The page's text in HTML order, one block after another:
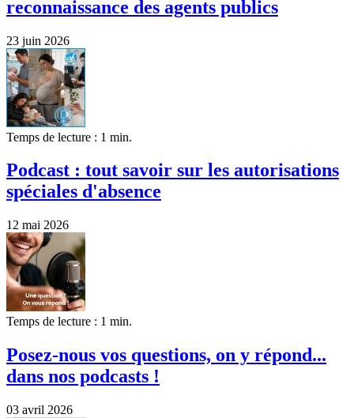
reconnaissance des agents publics
23 juin 2026
Temps de lecture : 1 min.
Podcast : tout savoir sur les autorisations
spéciales d'absence
12 mai 2026
Temps de lecture : 1 min.
Posez-nous vos questions, on y répond...
dans nos podcasts !
03 avril 2026